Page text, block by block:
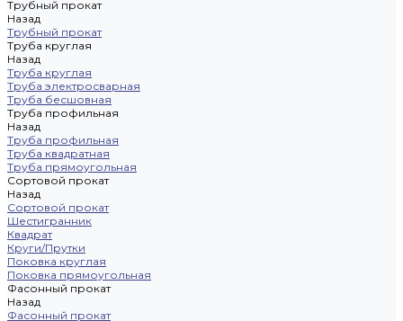
Трубный прокат
Назад
Трубный прокат
Труба круглая
Назад
Труба круглая
Труба электросварная
Труба бесшовная
Труба профильная
Назад
Труба профильная
Труба квадратная
Труба прямоугольная
Сортовой прокат
Назад
Сортовой прокат
Шестигранник
Квадрат
Круги/Прутки
Поковка круглая
Поковка прямоугольная
Фасонный прокат
Назад
Фасонный прокат